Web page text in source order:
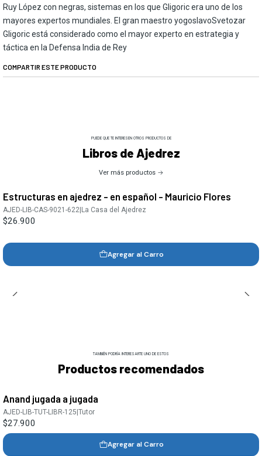
Ruy López con negras, sistemas en los que Gligoric era uno de los
mayores expertos mundiales. El gran maestro yogoslavoSvetozar
Gligoric está considerado como el mayor experto en estrategia y
táctica en la Defensa India de Rey
COMPARTIR ESTE PRODUCTO
PUEDE QUE TE INTERESEN OTROS PRODUCTOS DE
Libros de Ajedrez
Ver más productos
Estructuras en ajedrez - en español - Mauricio Flores
AJED-LIB-CAS-9021-622 La Casa del Ajedrez
$26.900
Agregar al Carro
TAMBIÉN PODRÍA INTERESARTE UNO DE ESTOS
Productos recomendados
Anand jugada a jugada
AJED-LIB-TUT-LIBR-125 |Tutor
$27.900
Agregar al Carro